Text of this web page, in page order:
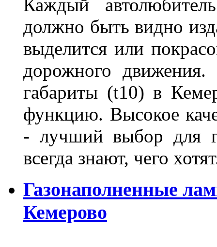
Каждый
должно быть видно
выделится или
дорожного
габариты (t10) в
функцию. Высокое
- лучший выбор для
всегда знают, чего
Газонаполненные
Кемерово